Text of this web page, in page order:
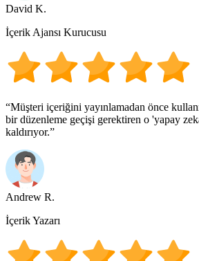
David K.
İçerik Ajansı Kurucusu
“Müşteri içeriğini yayınlamadan önce
bir düzenleme geçişi gerektiren o 'yapay
kaldırıyor.”
Andrew R.
İçerik Yazarı